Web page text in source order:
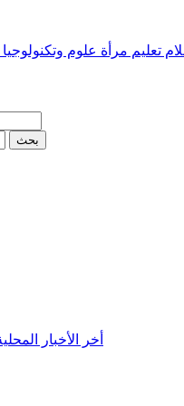
تعليم مرأة علوم وتكنولوجيا
أخر الأخبار